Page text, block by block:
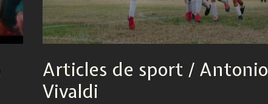
Articles de sport / Antonio
Vivaldi